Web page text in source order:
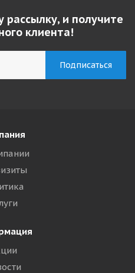
и получите
клиента!